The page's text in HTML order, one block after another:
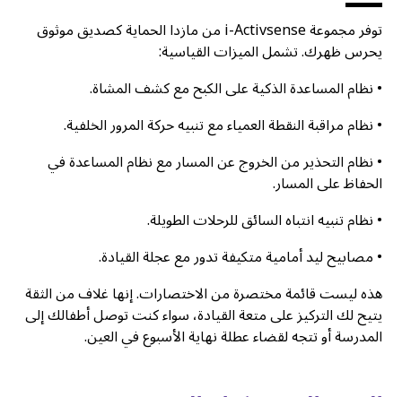
توفر مجموعة i-Activsense من مازدا الحماية كصديق موثوق
يحرس ظهرك. تشمل الميزات القياسية:
• نظام المساعدة الذكية على الكبح مع كشف المشاة.
• نظام مراقبة النقطة العمياء مع تنبيه حركة المرور الخلفية.
• نظام التحذير من الخروج عن المسار مع نظام المساعدة في
الحفاظ على المسار.
• نظام تنبيه انتباه السائق للرحلات الطويلة.
• مصابيح ليد أمامية متكيفة تدور مع عجلة القيادة.
هذه ليست قائمة مختصرة من الاختصارات. إنها غلاف من الثقة
يتيح لك التركيز على متعة القيادة، سواء كنت توصل أطفالك إلى
المدرسة أو تتجه لقضاء عطلة نهاية الأسبوع في العين.